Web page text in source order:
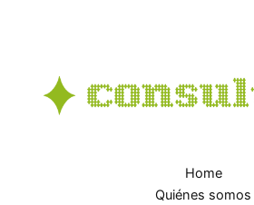
Home
Quiénes somos